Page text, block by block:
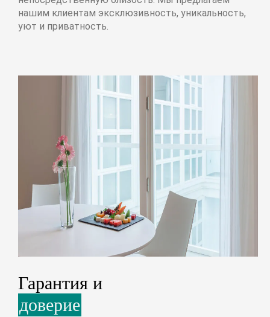
нашим клиентам эксклюзивность, уникальность,
уют и приватность.
Гарантия и
доверие